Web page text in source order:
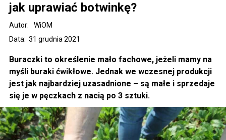
jak uprawiać botwinkę?
Data: 31 grudnia 2021
Autor: WiOM
Buraczki to określenie mało fachowe, jeżeli mamy na
myśli buraki ćwikłowe. Jednak we wczesnej produkcji
jest jak najbardziej uzasadnione – są małe i sprzedaje
się je w pęczkach z nacią po 3 sztuki.